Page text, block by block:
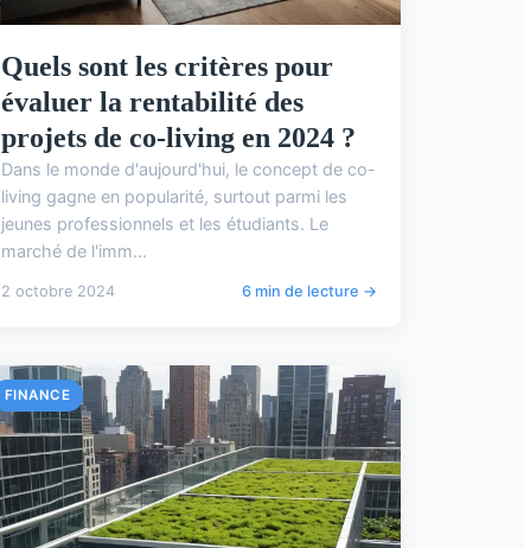
Quels sont les critères pour
évaluer la rentabilité des
projets de co-living en 2024 ?
Dans le monde d'aujourd'hui, le concept de co-
living gagne en popularité, surtout parmi les
jeunes professionnels et les étudiants. Le
marché de l'imm...
2 octobre 2024 6 min de lecture →
FINANCE